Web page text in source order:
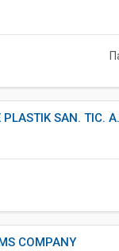
PLASTIK SAN. TIC. A.
COMPANY